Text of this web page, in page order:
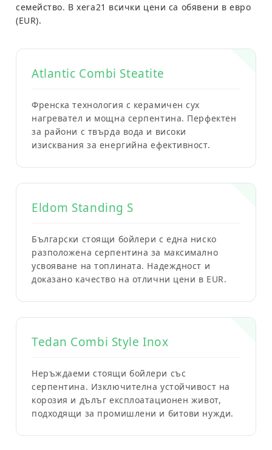
семейство. Вxera21 всички цени са обявени вевро
(EUR).
Atlantic Combi Steatite
Френска технология с керамичен сух
нагревател и мощна серпентина. Перфектен
за райони с твърда вода и високи
изисквания за енергийна ефективност.
Eldom Standing S
Български стоящи бойлери с една ниско
разположена серпентина за максимално
усвояване на топлината. Надеждност и
доказано качество на отлични цени в EUR.
Tedan Combi Style Inox
Неръждаеми стоящи бойлери със
серпентина. Изключителна устойчивост на
корозия и дълъг експлоатационен живот,
подходящи за промишлени и битови нужди.